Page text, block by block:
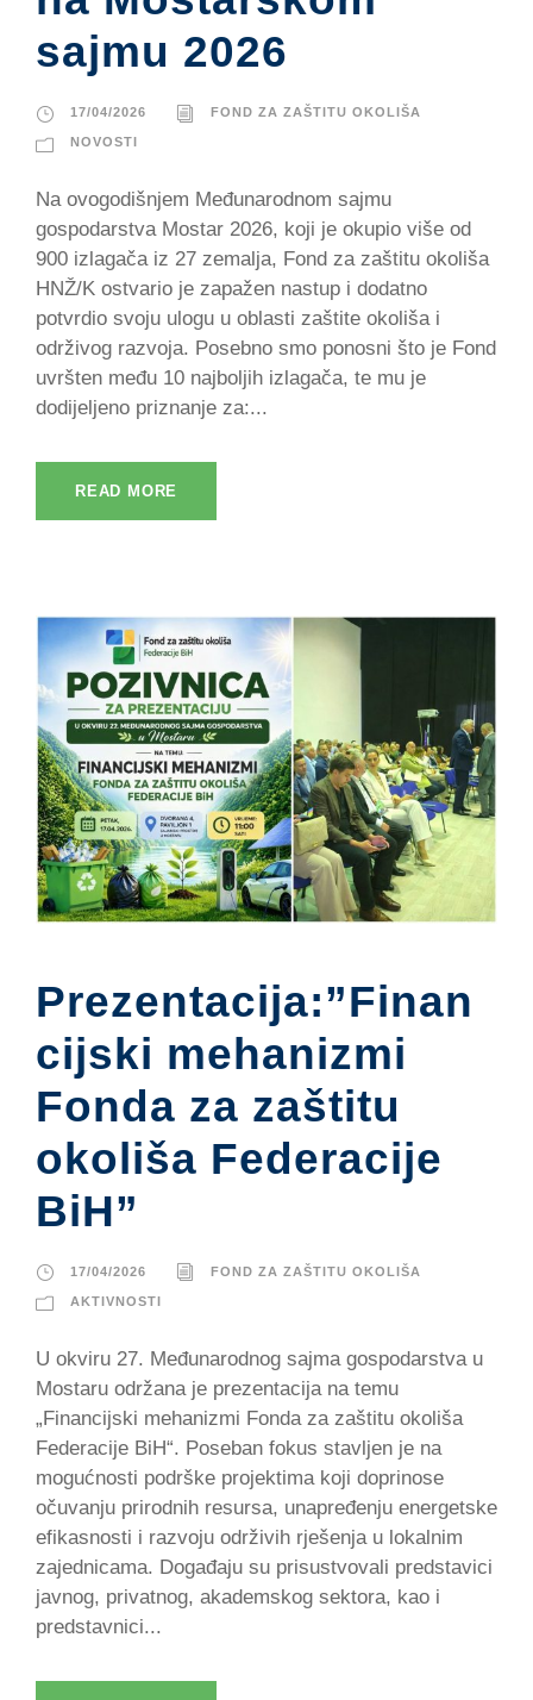
sajmu 2026
17/04/2026 FOND ZA ZAŠTITU OKOLIŠA
NOVOSTI
Na ovogodišnjem Međunarodnom sajmu
gospodarstva Mostar 2026, koji je okupio više od
900 izlagača iz 27 zemalja, Fond za zaštitu okoliša
HNŽ/K ostvario je zapažen nastup i dodatno
potvrdio svoju ulogu u oblasti zaštite okoliša i
održivog razvoja. Posebno smo ponosni što je Fond
uvršten među 10 najboljih izlagača, te mu je
dodijeljeno priznanje za:...
READ MORE
Prezentacija:”Finan
cijski mehanizmi
Fonda za zaštitu
okoliša Federacije
BiH”
17/04/2026 FOND ZA ZAŠTITU OKOLIŠA
AKTIVNOSTI
U okviru 27. Međunarodnog sajma gospodarstva u
Mostaru održana je prezentacija na temu
„Financijski mehanizmi Fonda za zaštitu okoliša
Federacije BiH“. Poseban fokus stavljen je na
mogućnosti podrške projektima koji doprinose
očuvanju prirodnih resursa, unapređenju energetske
efikasnosti i razvoju održivih rješenja u lokalnim
zajednicama. Događaju su prisustvovali predstavici
javnog, privatnog, akademskog sektora, kao i
predstavnici...